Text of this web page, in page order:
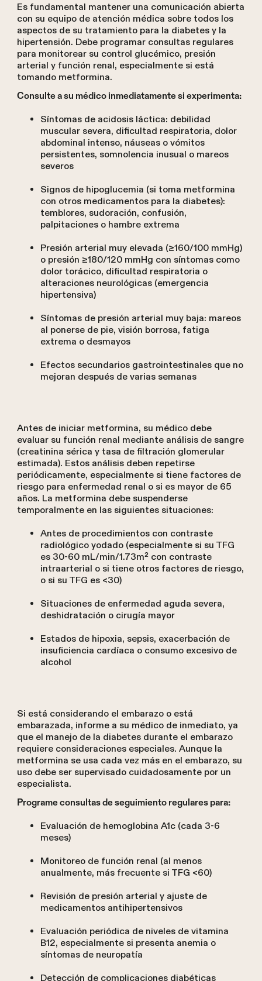
Es fundamental mantener una comunicación abierta
con su equipo de atención médica sobre todos los
aspectos de su tratamiento para la diabetes y la
hipertensión. Debe programar consultas regulares
para monitorear su control glucémico, presión
arterial y función renal, especialmente si está
tomando metformina.
Consulte a su médico inmediatamente si experimenta:
Síntomas de acidosis láctica: debilidad
muscular severa, dificultad respiratoria, dolor
abdominal intenso, náuseas o vómitos
persistentes, somnolencia inusual o mareos
severos
Signos de hipoglucemia (si toma metformina
con otros medicamentos para la diabetes):
temblores, sudoración, confusión,
palpitaciones o hambre extrema
Presión arterial muy elevada (≥160/100 mmHg)
o presión ≥180/120 mmHg con síntomas como
dolor torácico, dificultad respiratoria o
alteraciones neurológicas (emergencia
hipertensiva)
Síntomas de presión arterial muy baja: mareos
al ponerse de pie, visión borrosa, fatiga
extrema o desmayos
Efectos secundarios gastrointestinales que no
mejoran después de varias semanas
Antes de iniciar metformina, su médico debe
evaluar su función renal mediante análisis de sangre
(creatinina sérica y tasa de filtración glomerular
estimada). Estos análisis deben repetirse
periódicamente, especialmente si tiene factores de
riesgo para enfermedad renal o si es mayor de 65
años. La metformina debe suspenderse
temporalmente en las siguientes situaciones:
Antes de procedimientos con contraste
radiológico yodado (especialmente si su TFG
es 30-60 mL/min/1.73m² con contraste
intraarterial o si tiene otros factores de riesgo,
o si su TFG es <30)
Situaciones de enfermedad aguda severa,
deshidratación o cirugía mayor
Estados de hipoxia, sepsis, exacerbación de
insuficiencia cardíaca o consumo excesivo de
alcohol
Si está considerando el embarazo o está
embarazada, informe a su médico de inmediato, ya
que el manejo de la diabetes durante el embarazo
requiere consideraciones especiales. Aunque la
metformina se usa cada vez más en el embarazo, su
uso debe ser supervisado cuidadosamente por un
especialista.
Programe consultas de seguimiento regulares para:
Evaluación de hemoglobina A1c (cada 3-6
meses)
Monitoreo de función renal (al menos
anualmente, más frecuente si TFG <60)
Revisión de presión arterial y ajuste de
medicamentos antihipertensivos
Evaluación periódica de niveles de vitamina
B12, especialmente si presenta anemia o
síntomas de neuropatía
Detección de complicaciones diabéticas